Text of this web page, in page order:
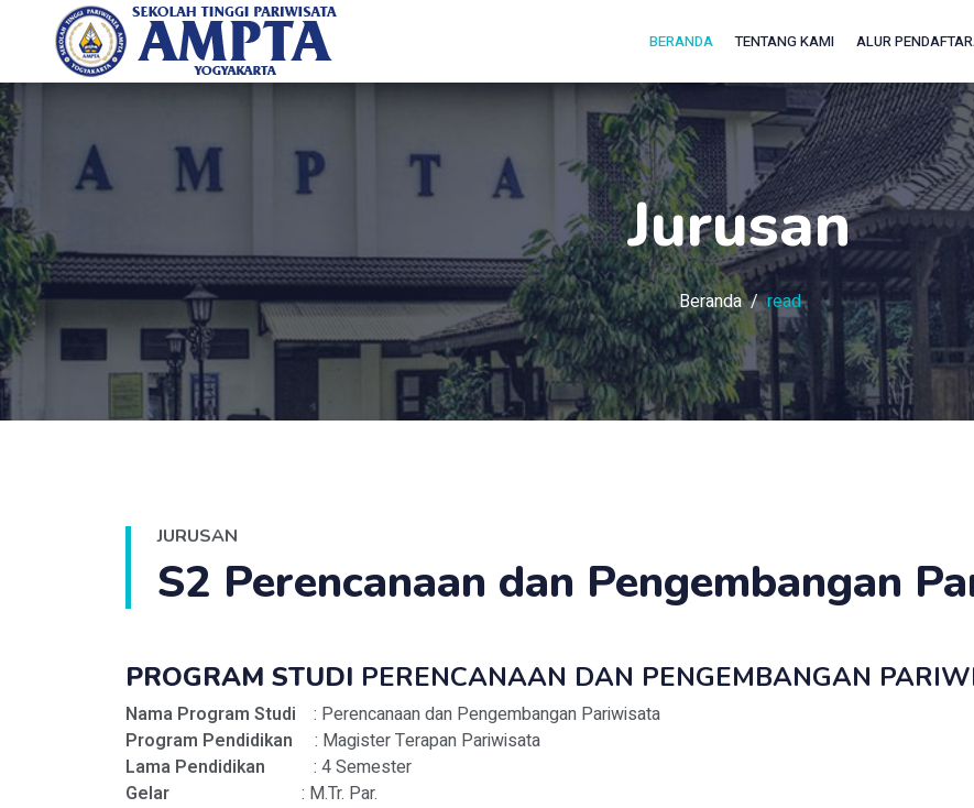
BERANDA TENTANG KAMI ALUR
Jurusan
Beranda read
JURUSAN
S2 Perencanaan dan Pengembangan
PROGRAM STUDI PERENCANAAN DAN PENGEMBANGAN
Nama Program Studi : Perencanaan dan Pengembangan Pariwisata
Program Pendidikan : Magister Terapan Pariwisata
Lama Pendidikan : 4 Semester
Gelar : M.Tr. Par.